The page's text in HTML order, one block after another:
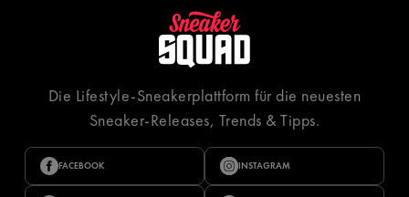
Die Lifestyle-Sneakerplattform für die neuesten
Sneaker-Releases, Trends & Tipps.
FACEBOOK INSTAGRAM